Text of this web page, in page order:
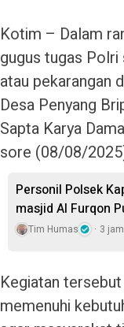
Kotim – Dalam
gugus tugas Polri
atau pekarangan
Desa Penyang
Sapta Karya
sore (08/08/
Personil Polsek
masjid Al Furqon
Tim Humas 3 jam
Kegiatan
memenuhi